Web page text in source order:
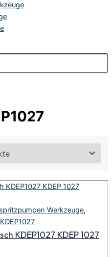
Werkzeuge,
KDEP1027
KDEP1027 KDEP 1027